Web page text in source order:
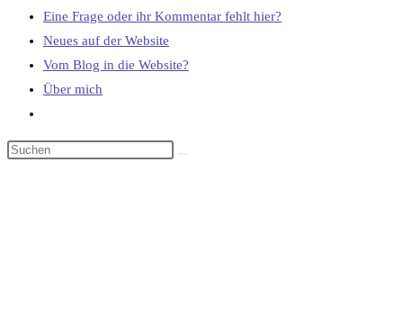
Eine Frage oder ihr Kommentar fehlt hier?
Neues auf der Website
Vom Blog in die Website?
Über mich
umschalten